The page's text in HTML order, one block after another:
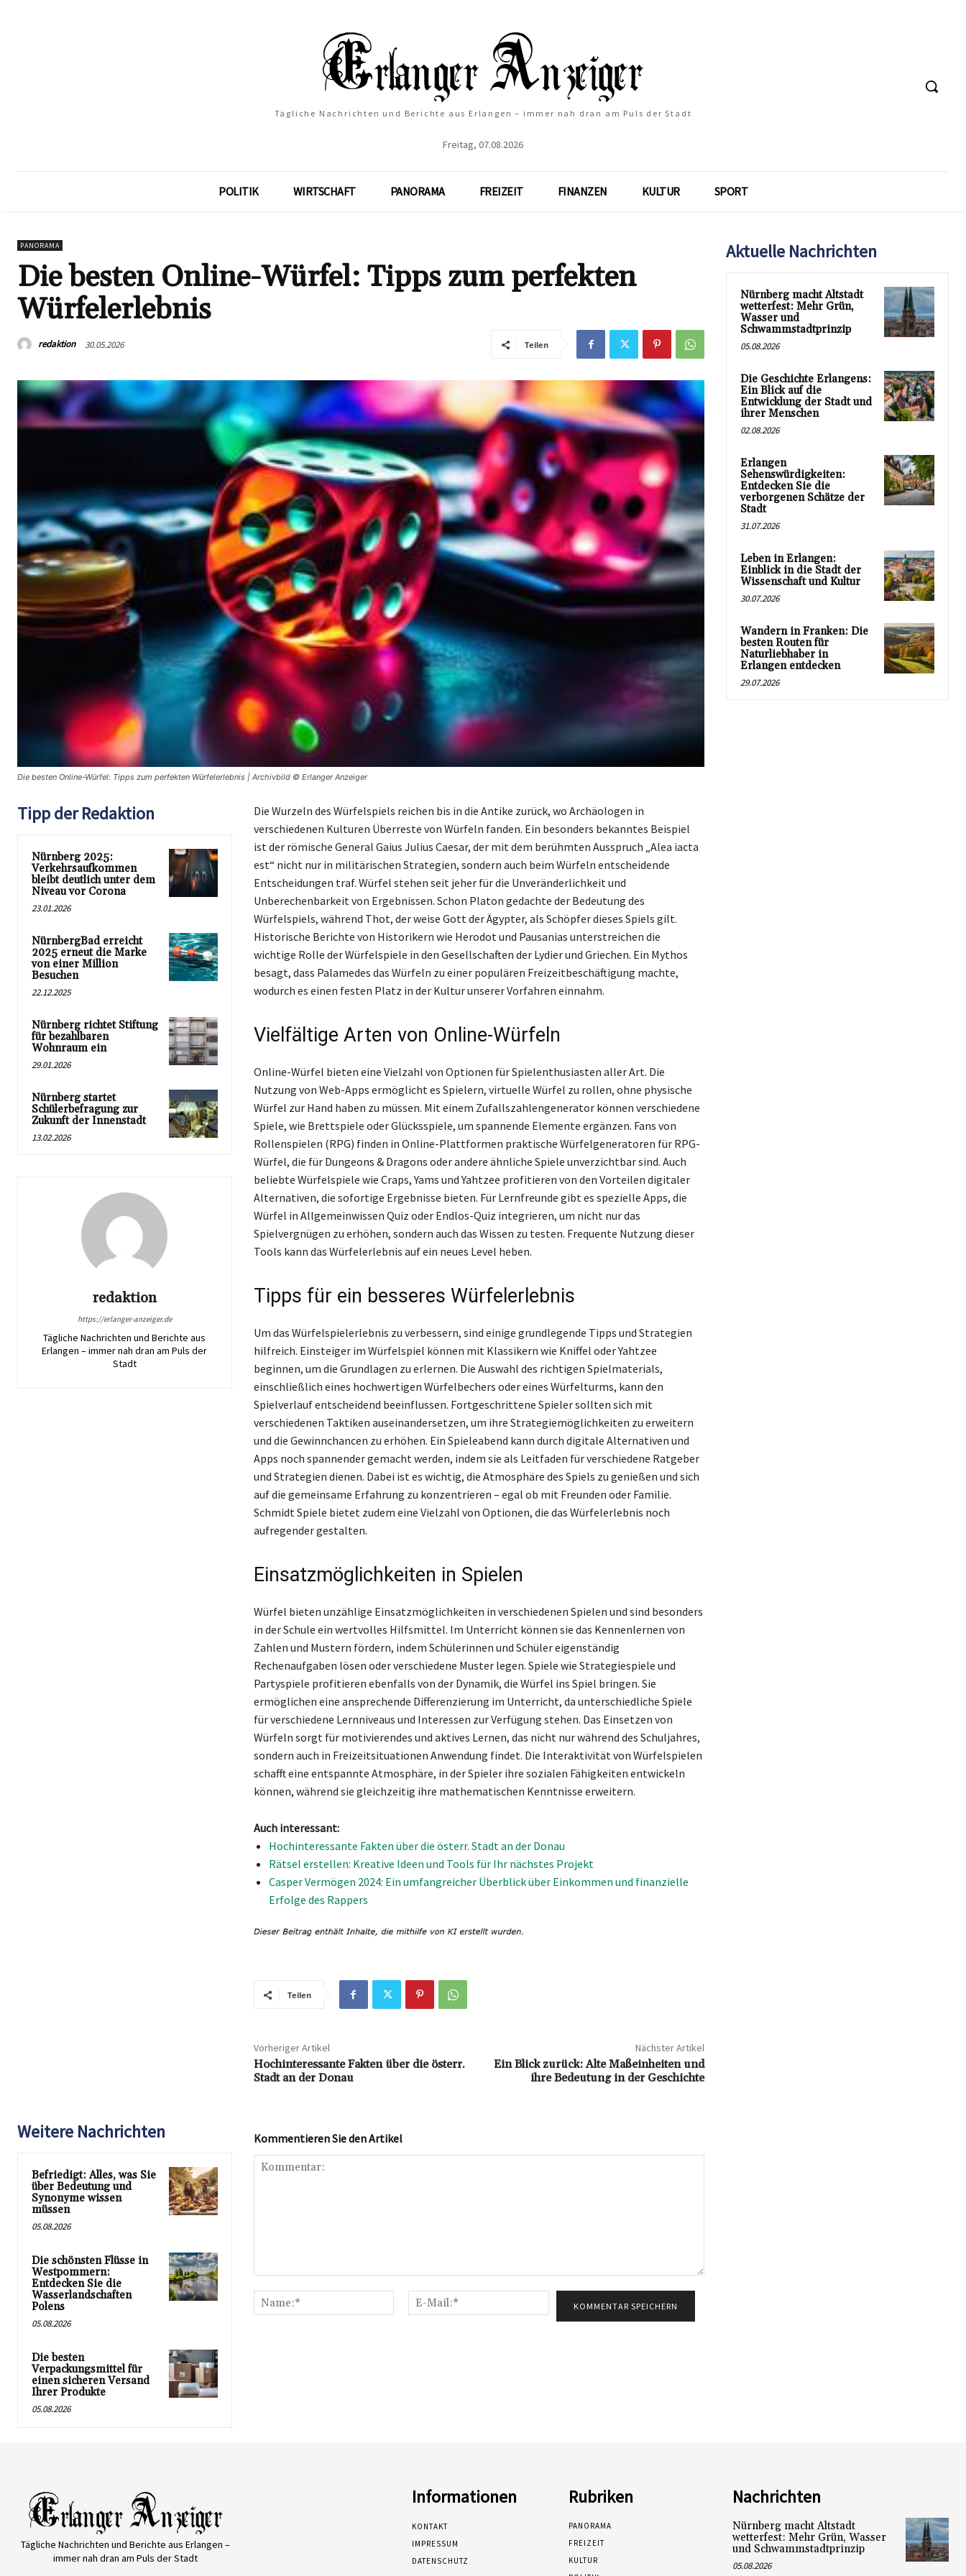
Tägliche Nachrichten und Berichte aus Erlangen – immer nah dran am Puls der Stadt
Freitag, 07.08.2026
POLITIK WIRTSCHAFT PANORAMA FREIZEIT FINANZEN KULTUR SPORT
PANORAMA
Die besten Online-Würfel: Tipps zum perfekten
Würfelerlebnis
redaktion 30.05.2026 Teilen
Die besten Online-Würfel: Tipps zum perfekten Würfelerlebnis | Archivbild © Erlanger Anzeiger
Tipp der Redaktion
Nürnberg 2025:
Verkehrsaufkommen
bleibt deutlich unter dem
Niveau vor Corona
23.01.2026
NürnbergBad erreicht
2025 erneut die Marke
von einer Million
Besuchen
22.12.2025
Nürnberg richtet Stiftung
für bezahlbaren
Wohnraum ein
29.01.2026
Nürnberg startet
Schülerbefragung zur
Zukunft der Innenstadt
13.02.2026
redaktion
https://erlanger-anzeiger.de
Tägliche Nachrichten und Berichte aus
Erlangen – immer nah dran am Puls der
Stadt
Die Wurzeln des Würfelspiels reichen bis in die Antike zurück, wo Archäologen in
verschiedenen Kulturen Überreste von Würfeln fanden. Ein besonders bekanntes Beispiel
ist der römische General Gaius Julius Caesar, der mit dem berühmten Ausspruch „Alea iacta
est“ nicht nur in militärischen Strategien, sondern auch beim Würfeln entscheidende
Entscheidungen traf. Würfel stehen seit jeher für die Unveränderlichkeit und
Unberechenbarkeit von Ergebnissen. Schon Platon gedachte der Bedeutung des
Würfelspiels, während Thot, der weise Gott der Ägypter, als Schöpfer dieses Spiels gilt.
Historische Berichte von Historikern wie Herodot und Pausanias unterstreichen die
wichtige Rolle der Würfelspiele in den Gesellschaften der Lydier und Griechen. Ein Mythos
besagt, dass Palamedes das Würfeln zu einer populären Freizeitbeschäftigung machte,
wodurch es einen festen Platz in der Kultur unserer Vorfahren einnahm.
Vielfältige Arten von Online-Würfeln
Online-Würfel bieten eine Vielzahl von Optionen für Spielenthusiasten aller Art. Die
Nutzung von Web-Apps ermöglicht es Spielern, virtuelle Würfel zu rollen, ohne physische
Würfel zur Hand haben zu müssen. Mit einem Zufallszahlengenerator können verschiedene
Spiele, wie Brettspiele oder Glücksspiele, um spannende Elemente ergänzen. Fans von
Rollenspielen (RPG) finden in Online-Plattformen praktische Würfelgeneratoren für RPG-
Würfel, die für Dungeons & Dragons oder andere ähnliche Spiele unverzichtbar sind. Auch
beliebte Würfelspiele wie Craps, Yams und Yahtzee profitieren von den Vorteilen digitaler
Alternativen, die sofortige Ergebnisse bieten. Für Lernfreunde gibt es spezielle Apps, die
Würfel in Allgemeinwissen Quiz oder Endlos-Quiz integrieren, um nicht nur das
Spielvergnügen zu erhöhen, sondern auch das Wissen zu testen. Frequente Nutzung dieser
Tools kann das Würfelerlebnis auf ein neues Level heben.
Tipps für ein besseres Würfelerlebnis
Um das Würfelspielerlebnis zu verbessern, sind einige grundlegende Tipps und Strategien
hilfreich. Einsteiger im Würfelspiel können mit Klassikern wie Kniffel oder Yahtzee
beginnen, um die Grundlagen zu erlernen. Die Auswahl des richtigen Spielmaterials,
einschließlich eines hochwertigen Würfelbechers oder eines Würfelturms, kann den
Spielverlauf entscheidend beeinflussen. Fortgeschrittene Spieler sollten sich mit
verschiedenen Taktiken auseinandersetzen, um ihre Strategiemöglichkeiten zu erweitern
und die Gewinnchancen zu erhöhen. Ein Spieleabend kann durch digitale Alternativen und
Apps noch spannender gemacht werden, indem sie als Leitfaden für verschiedene Ratgeber
und Strategien dienen. Dabei ist es wichtig, die Atmosphäre des Spiels zu genießen und sich
auf die gemeinsame Erfahrung zu konzentrieren – egal ob mit Freunden oder Familie.
Schmidt Spiele bietet zudem eine Vielzahl von Optionen, die das Würfelerlebnis noch
aufregender gestalten.
Einsatzmöglichkeiten in Spielen
Würfel bieten unzählige Einsatzmöglichkeiten in verschiedenen Spielen und sind besonders
in der Schule ein wertvolles Hilfsmittel. Im Unterricht können sie das Kennenlernen von
Zahlen und Mustern fördern, indem Schülerinnen und Schüler eigenständig
Rechenaufgaben lösen oder verschiedene Muster legen. Spiele wie Strategiespiele und
Partyspiele profitieren ebenfalls von der Dynamik, die Würfel ins Spiel bringen. Sie
ermöglichen eine ansprechende Differenzierung im Unterricht, da unterschiedliche Spiele
für verschiedene Lernniveaus und Interessen zur Verfügung stehen. Das Einsetzen von
Würfeln sorgt für motivierendes und aktives Lernen, das nicht nur während des Schuljahres,
sondern auch in Freizeitsituationen Anwendung findet. Die Interaktivität von Würfelspielen
schafft eine entspannte Atmosphäre, in der Spieler ihre sozialen Fähigkeiten entwickeln
können, während sie gleichzeitig ihre mathematischen Kenntnisse erweitern.
Auch interessant:
Hochinteressante Fakten über die österr. Stadt an der Donau
Rätsel erstellen: Kreative Ideen und Tools für Ihr nächstes Projekt
Casper Vermögen 2024: Ein umfangreicher Überblick über Einkommen und finanzielle
Erfolge des Rappers
Teilen
Vorheriger Artikel
Hochinteressante Fakten über die österr.
Stadt an der Donau
Nächster Artikel
Ein Blick zurück: Alte Maßeinheiten und
ihre Bedeutung in der Geschichte
Weitere Nachrichten
Befriedigt: Alles, was Sie
über Bedeutung und
Synonyme wissen
müssen
05.08.2026
Die schönsten Flüsse in
Westpommern:
Entdecken Sie die
Wasserlandschaften
Polens
05.08.2026
Die besten
Verpackungsmittel für
einen sicheren Versand
Ihrer Produkte
05.08.2026
Kommentieren Sie den Artikel
Name:*
Mail:*
Aktuelle Nachrichten
Nürnberg macht Altstadt
wetterfest: Mehr Grün,
Wasser und
Schwammstadtprinzip
05.08.2026
Die Geschichte Erlangens:
Ein Blick auf die
Entwicklung der Stadt und
ihrer Menschen
02.08.2026
Erlangen
Sehenswürdigkeiten:
Entdecken Sie die
verborgenen Schätze der
Stadt
31.07.2026
Leben in Erlangen:
Einblick in die Stadt der
Wissenschaft und Kultur
30.07.2026
Wandern in Franken: Die
besten Routen für
Naturliebhaber in
Erlangen entdecken
29.07.2026
Tägliche Nachrichten und Berichte aus Erlangen –
immer nah dran am Puls der Stadt
Informationen
KONTAKT
IMPRESSUM
DATENSCHUTZ
Rubriken
PANORAMA
FREIZEIT
KULTUR
Nachrichten
Nürnberg macht Altstadt
wetterfest: Mehr Grün, Wasser
und Schwammstadtprinzip
05.08.2026